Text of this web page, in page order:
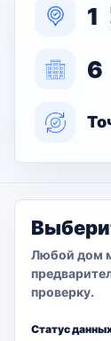
1
6
Любой дом
проверку.
Статус